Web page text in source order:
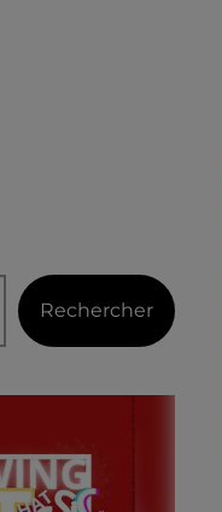
Rechercher